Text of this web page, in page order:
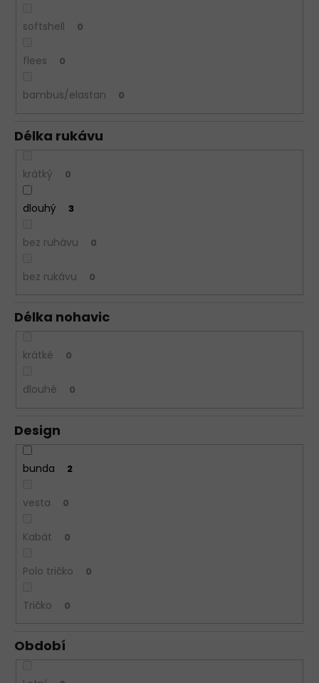
softshell 0
flees 0
bambus/elastan 0
Délka rukávu
krátký 0
dlouhý 3
bez ruhávu 0
bez rukávu 0
Délka nohavic
krátké 0
dlouhé 0
Design
bunda 2
vesta 0
Kabát 0
Polo tričko 0
Tričko 0
Období